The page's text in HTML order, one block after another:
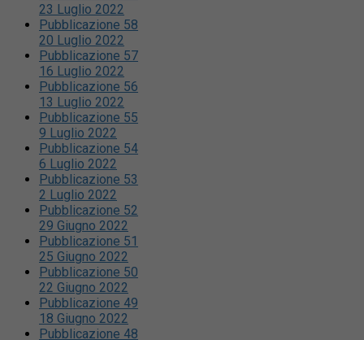
23 Luglio 2022
Pubblicazione 58
20 Luglio 2022
Pubblicazione 57
16 Luglio 2022
Pubblicazione 56
13 Luglio 2022
Pubblicazione 55
9 Luglio 2022
Pubblicazione 54
6 Luglio 2022
Pubblicazione 53
2 Luglio 2022
Pubblicazione 52
29 Giugno 2022
Pubblicazione 51
25 Giugno 2022
Pubblicazione 50
22 Giugno 2022
Pubblicazione 49
18 Giugno 2022
Pubblicazione 48